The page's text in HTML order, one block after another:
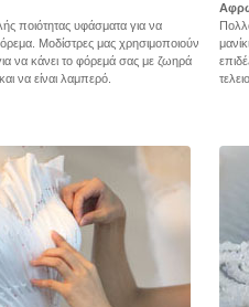
ποιότητας υφάσματα για να
Μοδίστρες μας χρησιμοποιούν
να κάνει το φόρεμά σας με ζωηρά
να είναι λαμπερό.